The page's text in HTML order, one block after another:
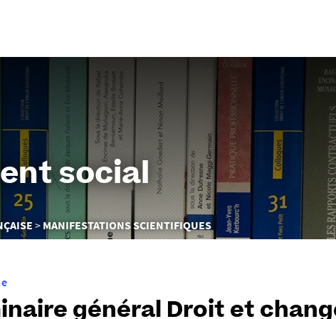
social
MANIFESTATIONS SCIENTIFIQUES
général Droit et